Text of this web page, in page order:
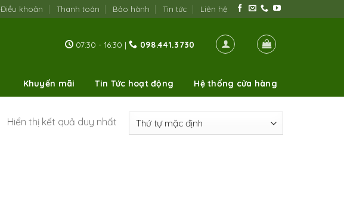
Điều khoản Thanh toán Bảo hành Tin tức Liên hệ
07:30 - 16:30 | 098.441.3730
Khuyến mãi Tin Tức hoạt động Hệ thống cửa hàng
Hiển thị kết quả duy nhất